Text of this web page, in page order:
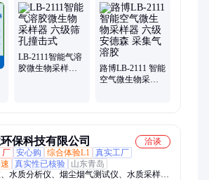
LB-2111智能气溶
胶微生物采样器
路博LB-2111 智能
空气微生物采样
保科技有限公司
洽谈
厂 安心购 综合体验L1 真实工厂
真实性已核验
山东青岛
水质分析仪、烟尘烟气测试仪、水质采样